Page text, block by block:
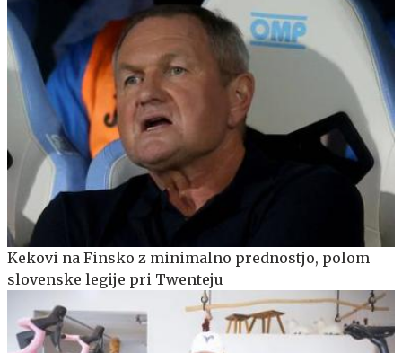
Kekovi na Finsko z minimalno prednostjo, polom
slovenske legije pri Twenteju